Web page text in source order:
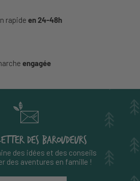
rapide en 24-48h
engagée
DES BAROUDEURS
des idées et des conseils
des aventures en famille !